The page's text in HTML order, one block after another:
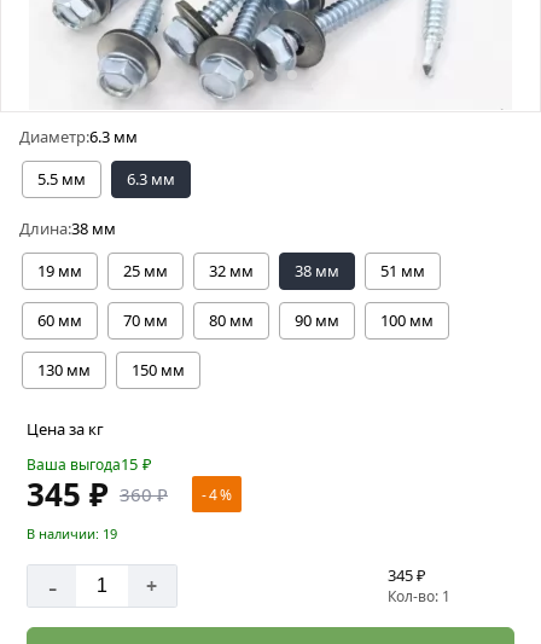
Диаметр:6.3 мм
5.5 мм
6.3 мм
Длина:38 мм
19 мм
25 мм 32 мм 38 мм 51 мм
60 мм 70 мм 80 мм 90 мм 100 мм
130 мм 150 мм
Цена за кг
Ваша выгода15 ₽
345 ₽ 360 ₽ - 4 %
В наличии: 19
- + 345 ₽
Кол-во: 1